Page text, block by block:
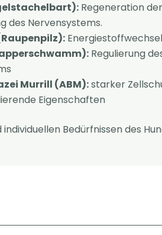
Regeneration
des Nervensystems.
Regulierung
Murrill (ABM):starker
Eigenschaften
Bedürfnissen des